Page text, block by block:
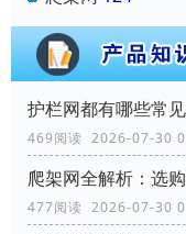
护栏网‌都有哪些常
469阅读 2026-07-30
爬架网全解析：选
477阅读 2026-07-30